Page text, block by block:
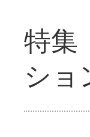
特集
ショ